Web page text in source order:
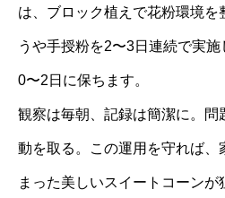
は、ブロック植えで花粉環境を
うや手授粉を2〜3日連続で実
0〜2日に保ちます。
観察は毎朝、記録は簡潔に。問
動を取る。この運用を守れば、
まった美しいスイートコーン